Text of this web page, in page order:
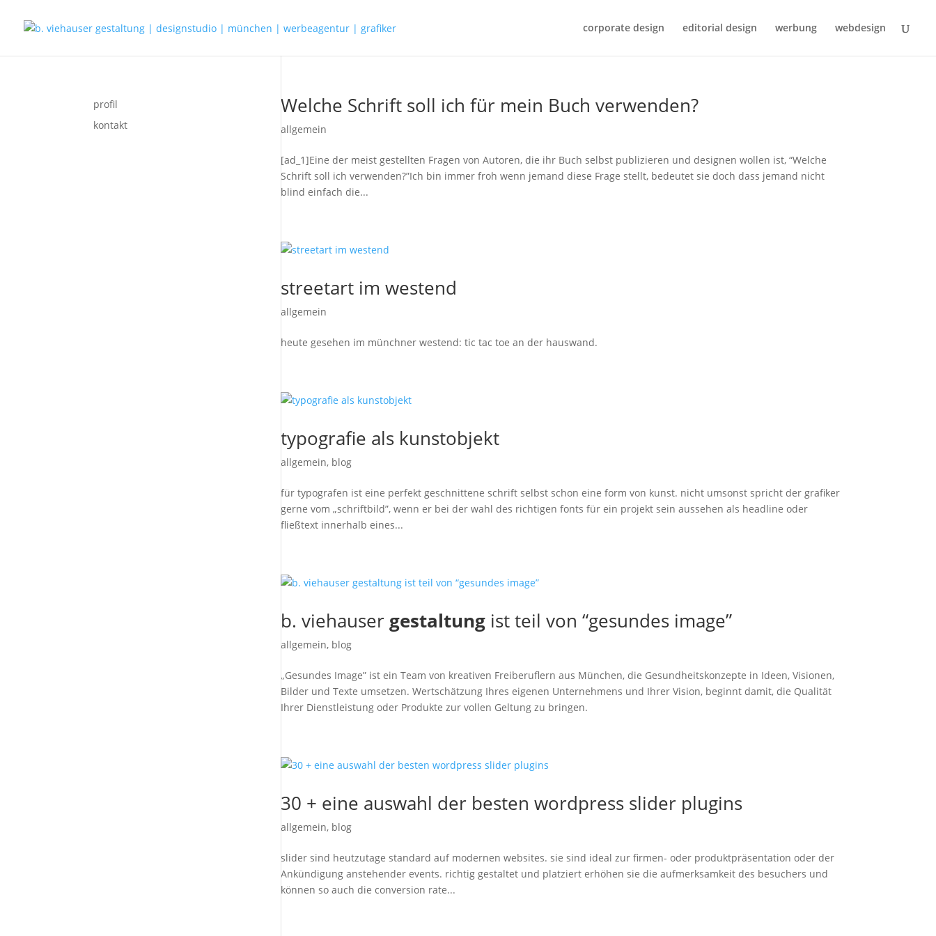
corporate design editorial design werbung webdesign
Welche Schrift soll ich für mein Buch verwenden?
allgemein
[ad_1]Eine der meist gestellten Fragen von Autoren, die ihr Buch selbst publizieren und designen wollen ist, “Welche
Schrift soll ich verwenden?”Ich bin immer froh wenn jemand diese Frage stellt, bedeutet sie doch dass jemand nicht
blind einfach die...
streetart im westend
allgemein
heute gesehen im münchner westend: tic tac toe an der hauswand.
typografie als kunstobjekt
allgemein, blog
für typografen ist eine perfekt geschnittene schrift selbst schon eine form von kunst. nicht umsonst spricht der grafiker
gerne vom „schriftbild”, wenn er bei der wahl des richtigen fonts für ein projekt sein aussehen als headline oder
fließtext innerhalb eines...
b. viehauser gestaltung ist teil von “gesundes image”
allgemein, blog
„Gesundes Image” ist ein Team von kreativen Freiberuflern aus München, die Gesundheitskonzepte in Ideen, Visionen,
Bilder und Texte umsetzen. Wertschätzung Ihres eigenen Unternehmens und Ihrer Vision, beginnt damit, die Qualität
Ihrer Dienstleistung oder Produkte zur vollen Geltung zu bringen.
30 + eine auswahl der besten wordpress slider plugins
allgemein, blog
slider sind heutzutage standard auf modernen websites. sie sind ideal zur firmen- oder produktpräsentation oder der
Ankündigung anstehender events. richtig gestaltet und platziert erhöhen sie die aufmerksamkeit des besuchers und
können so auch die conversion rate...
profil
kontakt